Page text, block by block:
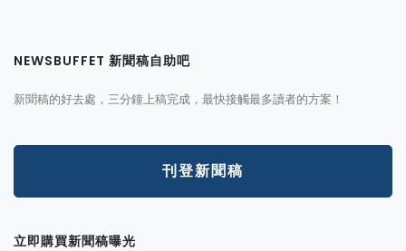
NEWSBUFFET 新聞稿自助吧
新聞稿的好去處，三分鐘上稿完成，最快接觸最多讀者的方案！
刊登新聞稿
立即購買新聞稿曝光